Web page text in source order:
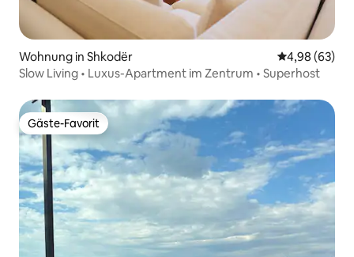
Wohnung in Shkodër
4,98 (63)
Slow Living • Luxus-Apartment im Zentrum • Superhost
Gäste-Favorit
Gäste-Favorit